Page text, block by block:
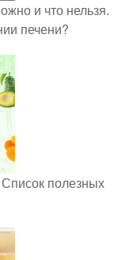
и что нельзя.
печени?
полезных